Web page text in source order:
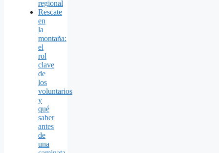
regional
Rescate
en
la
montaña:
el
rol
clave
de
los
voluntarios
y
qué
saber
antes
de
una